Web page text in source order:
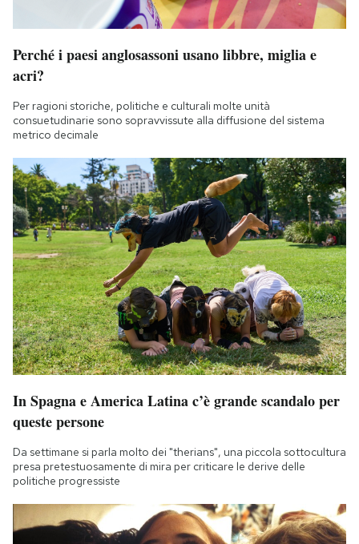
Area Personale
Notifiche mobile
Esci
Perché i paesi anglosassoni usano libbre, miglia e
acri?
Per ragioni storiche, politiche e culturali molte unità
consuetudinarie sono sopravvissute alla diffusione del sistema
metrico decimale
In Spagna e America Latina c’è grande scandalo per
queste persone
Da settimane si parla molto dei "therians", una piccola sottocultura
presa pretestuosamente di mira per criticare le derive delle
politiche progressiste